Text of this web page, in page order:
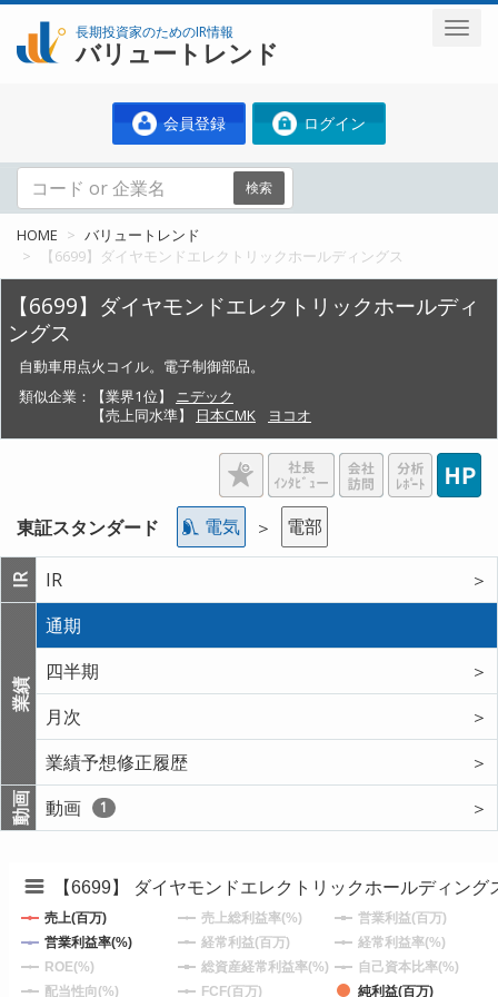
長期投資家のためのIR情報
バリュートレンド
会員登録 ログイン
検索
HOME
バリュートレンド
【6699】ダイヤモンドエレクトリックホールディングス
【6699】ダイヤモンドエレクトリックホールディ
ングス
自動車用点火コイル。電子制御部品。
類似企業：
【業界1位】
ニデック
【売上同水準】
日本CMK ヨコオ
東証スタンダード 電気 ＞ 電部
IR IR ＞
業績
通期
四半期
＞
月次
＞
業績予想修正履歴
＞
動画 動画 1 ＞
【6699】 ダイヤモンドエレクトリックホールディング
売上(百万) 売上総利益率(%)
営業利益(百万)
営業利益率(%)
経常利益(百万)
経常利益率(%)
ROE(%)
総資産経常利益率(%)
自己資本比率(%)
配当性向(%)
FCF(百万) 純利益(百万)